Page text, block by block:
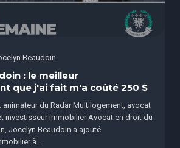
Beaudoin
: le meilleur
que j'ai fait m'a coûté 250 $
animateur du Radar Multilogement, avocat
investisseur immobilier Avocat en droit du
Jocelyn Beaudoin a ajouté
à...